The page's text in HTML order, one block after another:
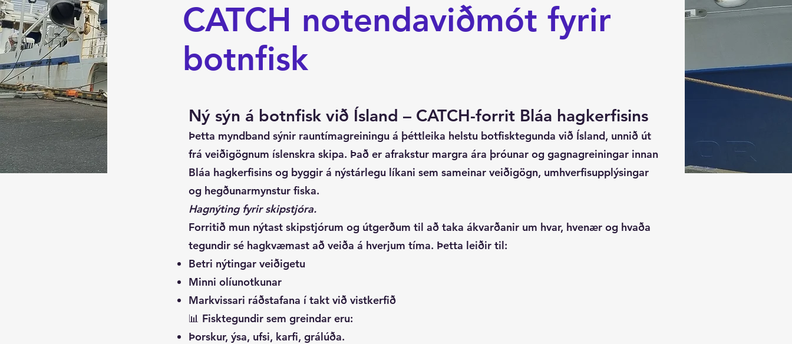
CATCH notendaviðmót fyrir
botnfisk
Ný sýn á botnfisk við Ísland – CATCH-forrit Bláa hagkerfisins
Þetta myndband sýnir rauntímagreiningu á þéttleika helstu botfisktegunda við Ísland, unnið út
frá veiðigögnum íslenskra skipa. Það er afrakstur margra ára þróunar og gagnagreiningar innan
Bláa hagkerfisins og byggir á nýstárlegu líkani sem sameinar veiðigögn, umhverfisupplýsingar
og hegðunarmynstur fiska.
Hagnýting fyrir skipstjóra.
Forritið mun nýtast skipstjórum og útgerðum til að taka ákvarðanir um hvar, hvenær og hvaða
tegundir sé hagkvæmast að veiða á hverjum tíma. Þetta leiðir til:
Betri nýtingar veiðigetu
Minni olíunotkunar
Markvissari ráðstafana í takt við vistkerfið
📊 Fisktegundir sem greindar eru:
Þorskur, ýsa, ufsi, karfi, grálúða.